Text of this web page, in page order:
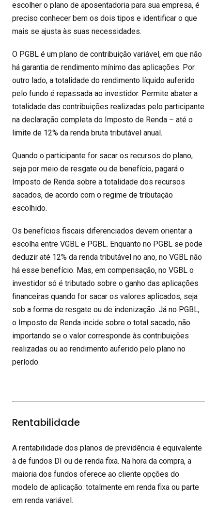
escolher o plano de aposentadoria para sua empresa, é
preciso conhecer bem os dois tipos e identificar o que
mais se ajusta às suas necessidades.
O PGBL é um plano de contribuição variável, em que não
há garantia de rendimento mínimo das aplicações. Por
outro lado, a totalidade do rendimento líquido auferido
pelo fundo é repassada ao investidor. Permite abater a
totalidade das contribuições realizadas pelo participante
na declaração completa do Imposto de Renda – até o
limite de 12% da renda bruta tributável anual.
Quando o participante for sacar os recursos do plano,
seja por meio de resgate ou de benefício, pagará o
Imposto de Renda sobre a totalidade dos recursos
sacados, de acordo com o regime de tributação
escolhido.
Os benefícios fiscais diferenciados devem orientar a
escolha entre VGBL e PGBL. Enquanto no PGBL se pode
deduzir até 12% da renda tributável no ano, no VGBL não
há esse benefício. Mas, em compensação, no VGBL o
investidor só é tributado sobre o ganho das aplicações
financeiras quando for sacar os valores aplicados, seja
sob a forma de resgate ou de indenização. Já no PGBL,
o Imposto de Renda incide sobre o total sacado, não
importando se o valor corresponde às contribuições
realizadas ou ao rendimento auferido pelo plano no
período.
Rentabilidade
A rentabilidade dos planos de previdência é equivalente
à de fundos DI ou de renda fixa. Na hora da compra, a
maioria dos fundos oferece ao cliente opções do
modelo de aplicação: totalmente em renda fixa ou parte
em renda variável.